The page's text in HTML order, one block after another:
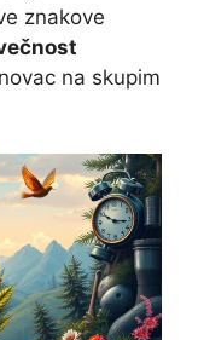
znakove
na skupim